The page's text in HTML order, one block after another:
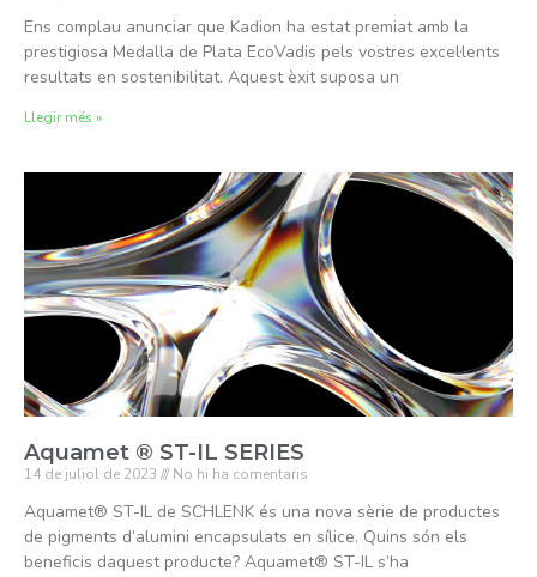
Ens complau anunciar que Kadion ha estat premiat amb la
prestigiosa Medalla de Plata EcoVadis pels vostres excel·lents
resultats en sostenibilitat. Aquest èxit suposa un
Llegir més »
Aquamet ® ST-IL SERIES
14 de juliol de 2023 No hi ha comentaris
Aquamet® ST-IL de SCHLENK és una nova sèrie de productes
de pigments d’alumini encapsulats en sílice. Quins són els
beneficis daquest producte? Aquamet® ST-IL s’ha